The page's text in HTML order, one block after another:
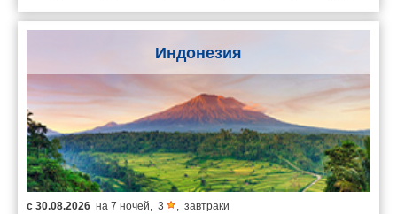
Индонезия
с 30.08.2026 на 7 ночей, 3 , завтраки